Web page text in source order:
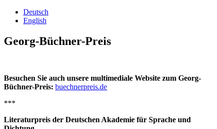
Deutsch
English
Georg-Büchner-Preis
Besuchen Sie auch unsere multimediale Website zum Georg-
Büchner-Preis: buechnerpreis.de
***
Literaturpreis der Deutschen Akademie für Sprache und